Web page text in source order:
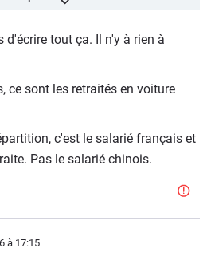
sécurité sociale et de
: on travaille 60h/semaine
sous la surveillance du parti
en cas de contestation
qu'en achetant des
marché pour réduire leur coûts.
trouver scandaleux que le
tout ça. Il n'y à rien à
ce sont les retraités en voiture
c'est le salarié français et
Pas le salarié chinois.
à 17:15